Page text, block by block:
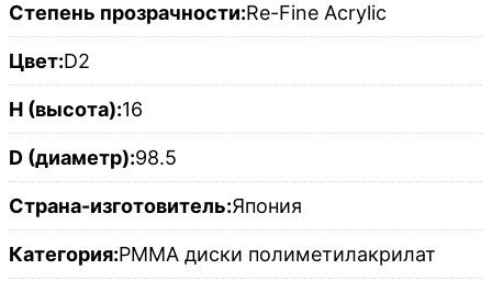
Степень прозрачности:Re-Fine Acrylic
Цвет:D2
H (высота):16
D (диаметр):98.5
Страна-изготовитель:Япония
Категория:PMMA диски полиметилакрилат